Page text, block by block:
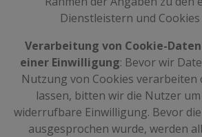
Dienstleistern und
Verarbeitung von Cookie-
einer Einwilligung: Bevor wir
Nutzung von Cookies
lassen, bitten wir die Nutzer
widerrufbare Einwilligung. Bevor
ausgesprochen wurde, werden